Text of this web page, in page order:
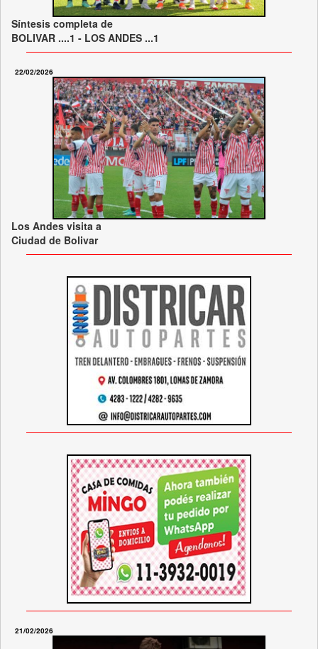
Síntesis completa de
BOLIVAR ....1 - LOS ANDES ...1
22/02/2026
Los Andes visita a
Ciudad de Bolivar
21/02/2026